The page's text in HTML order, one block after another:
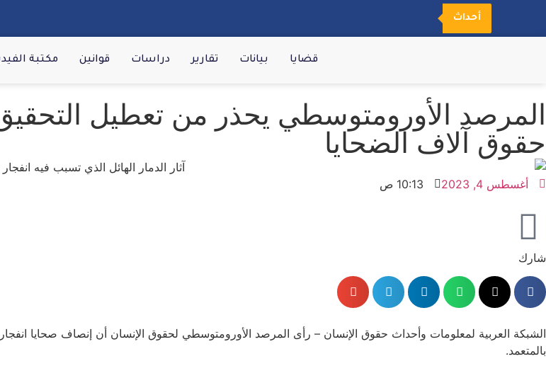
أحداث
قضايا بيانات تقارير دراسات قوانين مكتبة
المرصد الأورومتوسطي يحذر من تعطيل
حقوق آلاف الضحايا
أغسطس 4, 2023 10:13 ص
شارك
الشبكة العربية لمعلومات وأحداث حقوق الإنسان – رأى المرصد الأورومتوسطي لحقوق الإنسان أن إنصاف صحايا
بالمتعمد.